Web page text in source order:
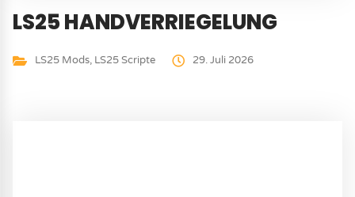
LS25 HANDVERRIEGELUNG
LS25 Mods, LS25 Scripte 29. Juli 2026